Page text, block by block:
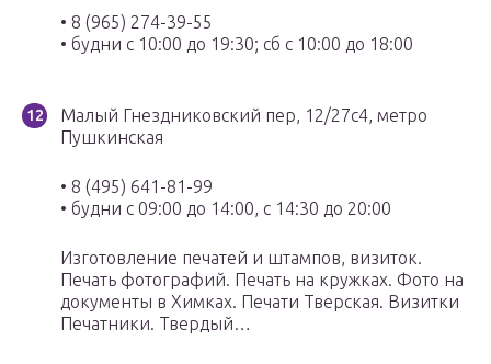
• 8 (965) 274-39-55
• будни с 10:00 до 19:30; сб с 10:00 до 18:00
Малый Гнездниковский пер, 12/27с4, метро
Пушкинская
• 8 (495) 641-81-99
• будни с 09:00 до 14:00, с 14:30 до 20:00
Изготовление печатей и штампов, визиток.
Печать фотографий. Печать на кружках. Фото на
документы в Химках. Печати Тверская. Визитки
Печатники. Твердый…